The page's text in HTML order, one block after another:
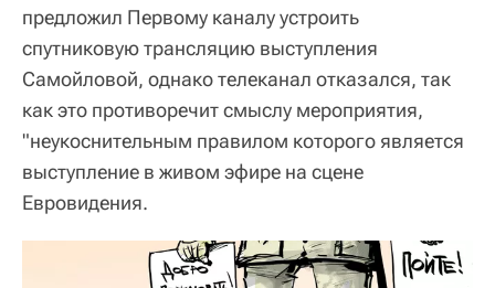
предложил Первому каналу устроить
спутниковую трансляцию выступления
Самойловой, однако телеканал отказался, так
как это противоречит смыслу мероприятия,
"неукоснительным правилом которого является
выступление в живом эфире на сцене
Евровидения.